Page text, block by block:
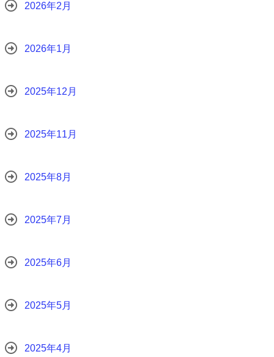
2026年2月
2026年1月
2025年12月
2025年11月
2025年8月
2025年7月
2025年6月
2025年5月
2025年4月